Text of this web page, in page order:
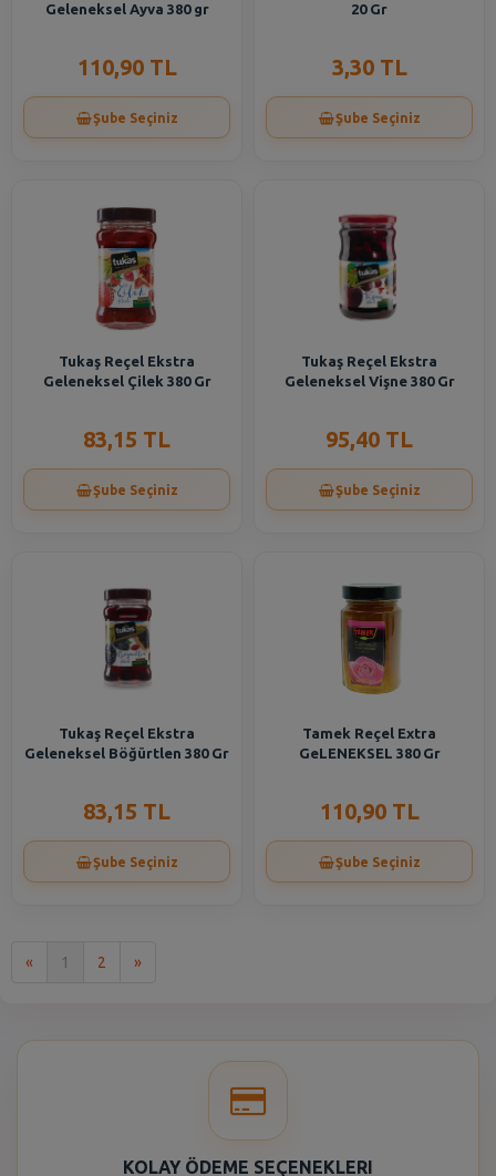
Geleneksel Ayva 380 gr
110,90 TL
Şube Seçiniz
20 Gr
3,30 TL
Şube Seçiniz
Tukaş Reçel Ekstra
Geleneksel Çilek 380 Gr
83,15 TL
Şube Seçiniz
Tukaş Reçel Ekstra
Geleneksel Vişne 380 Gr
95,40 TL
Şube Seçiniz
Tukaş Reçel Ekstra
Geleneksel Böğürtlen 380 Gr
83,15 TL
Şube Seçiniz
Tamek Reçel Extra
GeLENEKSEL 380 Gr
110,90 TL
Şube Seçiniz
« 1 2 »Son
KOLAY ÖDEME SEÇENEKLERI